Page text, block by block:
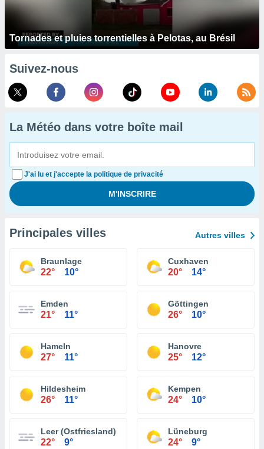
Tornades et pluies torrentielles à Pelotas, au Brésil
Suivez-nous
La Météo dans votre boîte mail
J'ai lu et j'accepte la politique de privacité
Principales villes Autres villes
Braunlage
22° 10°
Cuxhaven
20° 14°
Emden
21° 11°
Göttingen
26° 10°
Hameln
27° 11°
Hanovre
25° 12°
Hildesheim
26° 11°
Kempen
24° 10°
Leer (Ostfriesland)
22° 9°
Lüneburg
24° 9°